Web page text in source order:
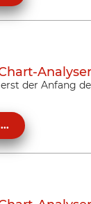
erst der Anfang